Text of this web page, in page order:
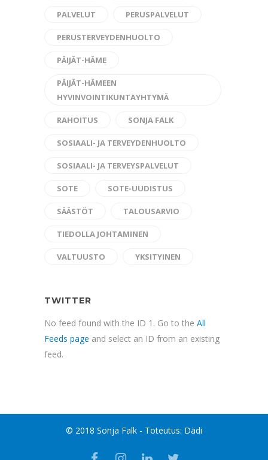
PALVELUT PERUSPALVELUT
PERUSTERVEYDENHUOLTO
PÄIJÄT-HÄME
PÄIJÄT-HÄMEEN
HYVINVOINTIKUNTAYHTYMÄ
RAHOITUS SONJA FALK
SOSIAALI- JA TERVEYDENHUOLTO
SOSIAALI- JA TERVEYSPALVELUT
SOTE SOTE-UUDISTUS
SÄÄSTÖT TALOUSARVIO
TIEDOLLA JOHTAMINEN
VALTUUSTO YKSITYINEN
TWITTER
No feed found with the ID 1. Go to the All
Feeds page and select an ID from an existing
feed.
© 2018 Sonja Falk - Toteutus: Dädi